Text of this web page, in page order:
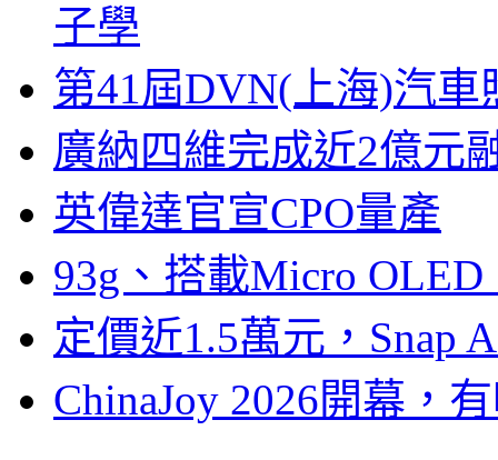
子學
第41屆DVN(上海)汽
廣納四維完成近2億元
英偉達官宣CPO量產
93g、搭載Micro
定價近1.5萬元，Snap
ChinaJoy 2026開幕，